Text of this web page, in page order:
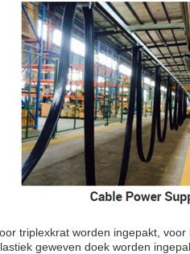
triplexkrat worden ingepakt,
geweven doek worden